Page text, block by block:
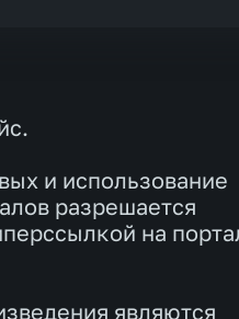
и использование
разрешается
на
являются